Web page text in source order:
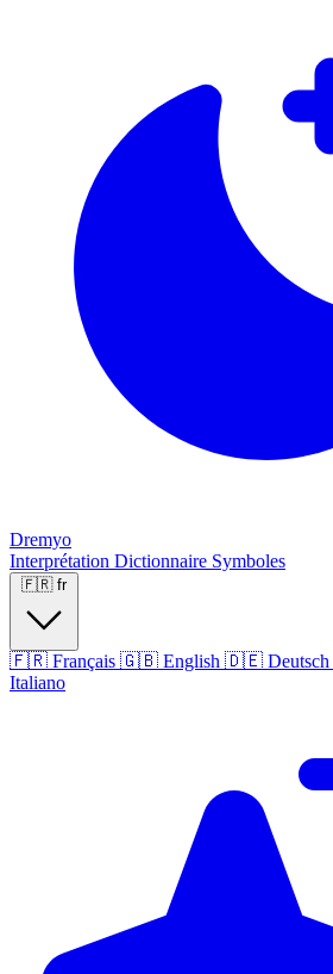
Dremyo
Interprétation Dictionnaire Symboles
🇫🇷 fr
🇫🇷 Français 🇬🇧 English 🇩🇪 Deutsch
Italiano